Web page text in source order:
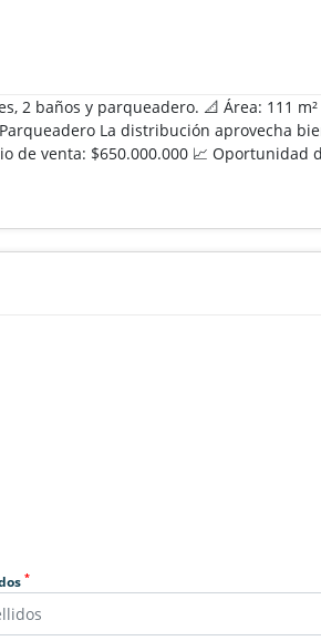
2 baños y parqueadero. 📐 Área: 111 m²
La distribución aprovecha
de venta: $650.000.000 📈 Oportunidad
*